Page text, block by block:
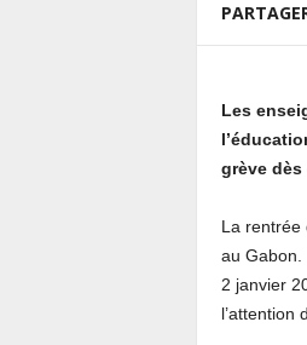
Les
grève dès
La rentrée
au Gabon.
2 janvier
l’attention